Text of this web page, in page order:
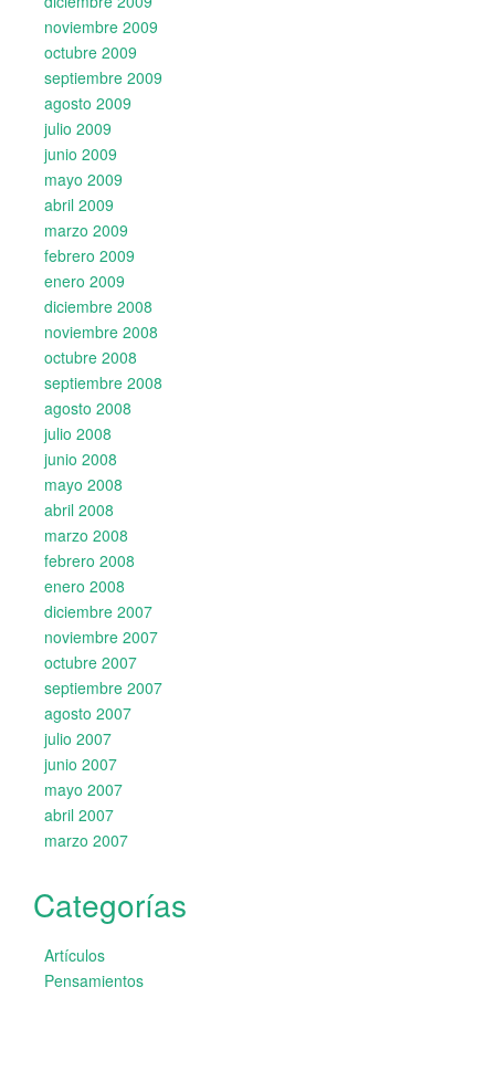
noviembre 2009
octubre 2009
septiembre 2009
agosto 2009
julio 2009
junio 2009
mayo 2009
abril 2009
marzo 2009
febrero 2009
enero 2009
diciembre 2008
noviembre 2008
octubre 2008
septiembre 2008
agosto 2008
julio 2008
junio 2008
mayo 2008
abril 2008
marzo 2008
febrero 2008
enero 2008
diciembre 2007
noviembre 2007
octubre 2007
septiembre 2007
agosto 2007
julio 2007
junio 2007
mayo 2007
abril 2007
marzo 2007
Categorías
Artículos
Pensamientos